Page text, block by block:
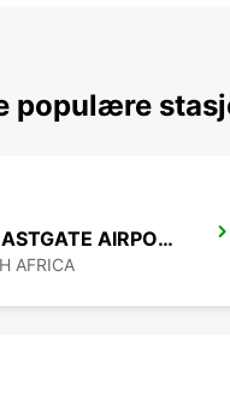
populære
HOEDSPRUIT EASTGATE AIRPORT
AFRICA